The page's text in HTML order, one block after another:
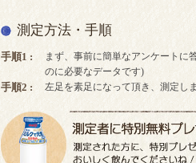
測定方法・手順
手順1 :
まず、事前に簡単なアンケートに
のに必要なデータです)
手順2 :
左足を素足になって頂き、測定しま